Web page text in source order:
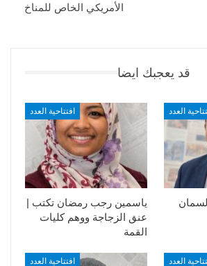
الأمريكي الخاص للمناخ
قد يعجبك ايضا
افتتاحية العدد
ياسمين رجب رمضان تكتب |
عنق الزجاجة ووهم كليات
القمة
العدد
افتتاحية العدد العدد